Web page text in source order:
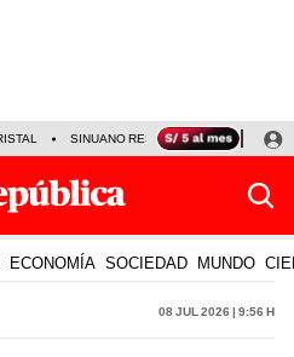
SINUANO RESULTADOS HOY
ECONOMÍA SOCIEDAD MUNDO
08 Jul 2026 | 9:56 h